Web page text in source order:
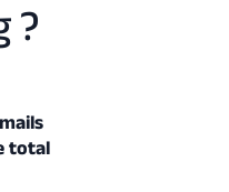
?
total